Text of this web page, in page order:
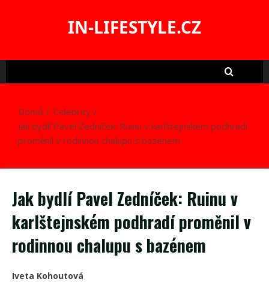
IN-LIFESTYLE.CZ
Domů
Celebrity
Jak bydlí Pavel Zedníček: Ruinu v karlštejnském podhradí
proměnil v rodinnou chalupu s bazénem
Jak bydlí Pavel Zedníček: Ruinu v
karlštejnském podhradí proměnil v
rodinnou chalupu s bazénem
Iveta Kohoutová